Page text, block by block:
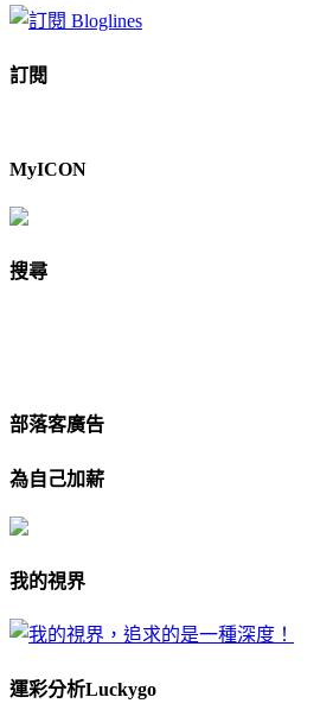
訂閱
MyICON
搜尋
部落客廣告
為自己加薪
我的視界
運彩分析Luckygo